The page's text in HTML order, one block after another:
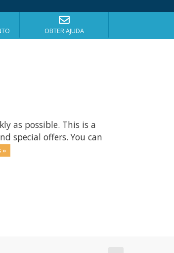
OBTER AJUDA
as possible. This is a
special offers. You can
»